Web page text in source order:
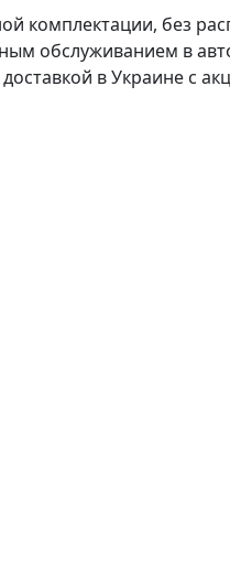
без
обслуживанием в
в Украине с